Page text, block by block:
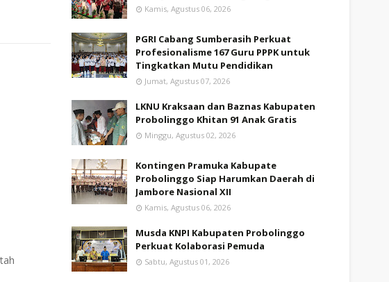
Kamis, Agustus 06, 2026
PGRI Cabang Sumberasih Perkuat
Profesionalisme 167 Guru PPPK untuk
Tingkatkan Mutu Pendidikan
Jumat, Agustus 07, 2026
LKNU Kraksaan dan Baznas Kabupaten
Probolinggo Khitan 91 Anak Gratis
Minggu, Agustus 02, 2026
Kontingen Pramuka Kabupate
Probolinggo Siap Harumkan Daerah di
Jambore Nasional XII
Kamis, Agustus 06, 2026
Musda KNPI Kabupaten Probolinggo
Perkuat Kolaborasi Pemuda
Sabtu, Agustus 01, 2026